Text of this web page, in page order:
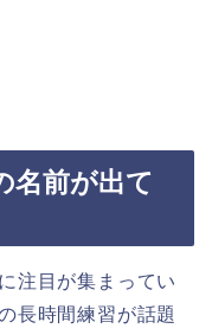
名前が出て
注目が集まってい
長時間練習が話題